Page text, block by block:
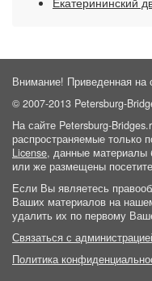
Внимание! Приведенная на
© 2007-2013 Petersburg-
На сайте Petersburg-
распространяемые только
License, данные материалы
или же размещены
Если Вы являетесь
Ваших материалов на
удалить их по первому
Связаться с
Политика